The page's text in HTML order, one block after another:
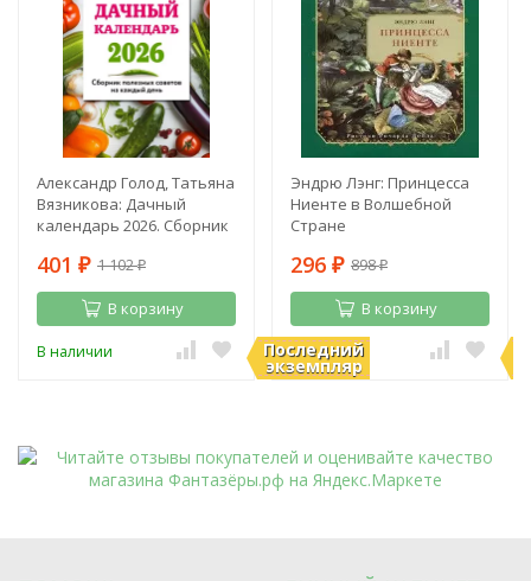
Александр Голод, Татьяна
Вязникова: Дачный
календарь 2026. Сборник
каждый день
401 ₽ 1 102₽
В корзину
В наличии Последний
экземпляр
Эндрю Лэнг: Принцесса
Ниенте в Волшебной
Стране
296 ₽ 898₽
В корзину
В наличии